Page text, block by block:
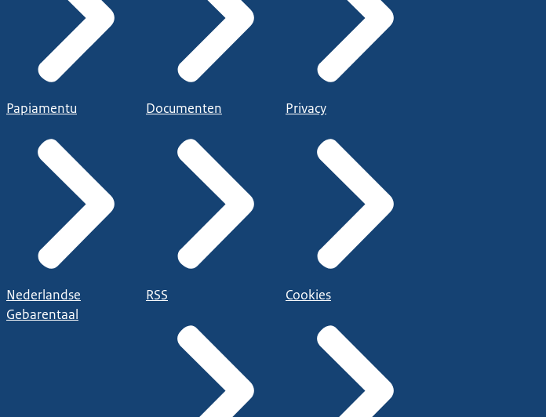
Papiamentu
Nederlandse
Gebarentaal
Documenten
RSS
Privacy
Cookies